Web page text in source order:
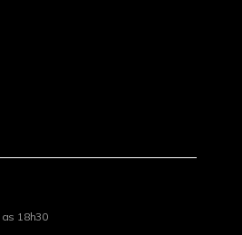
18h30